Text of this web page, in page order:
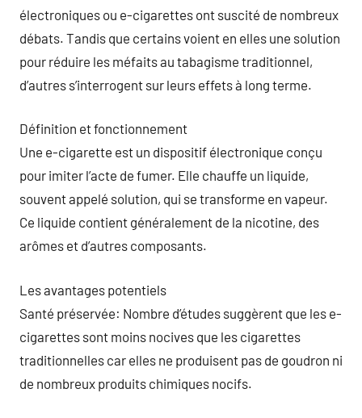
électroniques ou e-cigarettes ont suscité de nombreux
débats. Tandis que certains voient en elles une solution
pour réduire les méfaits au tabagisme traditionnel,
d’autres s’interrogent sur leurs effets à long terme.
Définition et fonctionnement
Une e-cigarette est un dispositif électronique conçu
pour imiter l’acte de fumer. Elle chauffe un liquide,
souvent appelé solution, qui se transforme en vapeur.
Ce liquide contient généralement de la nicotine, des
arômes et d’autres composants.
Les avantages potentiels
Santé préservée: Nombre d’études suggèrent que les e-
cigarettes sont moins nocives que les cigarettes
traditionnelles car elles ne produisent pas de goudron ni
de nombreux produits chimiques nocifs.